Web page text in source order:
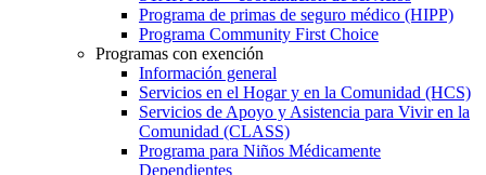
Programa de primas de seguro médico (HIPP)
Programa Community First Choice
Programas con exención
Información general
Servicios en el Hogar y en la Comunidad (HCS)
Servicios de Apoyo y Asistencia para Vivir en la
Comunidad (CLASS)
Programa para Niños Médicamente
Dependientes